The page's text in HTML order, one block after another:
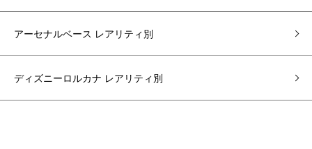
アーセナルベース レアリティ別
ディズニーロルカナ レアリティ別